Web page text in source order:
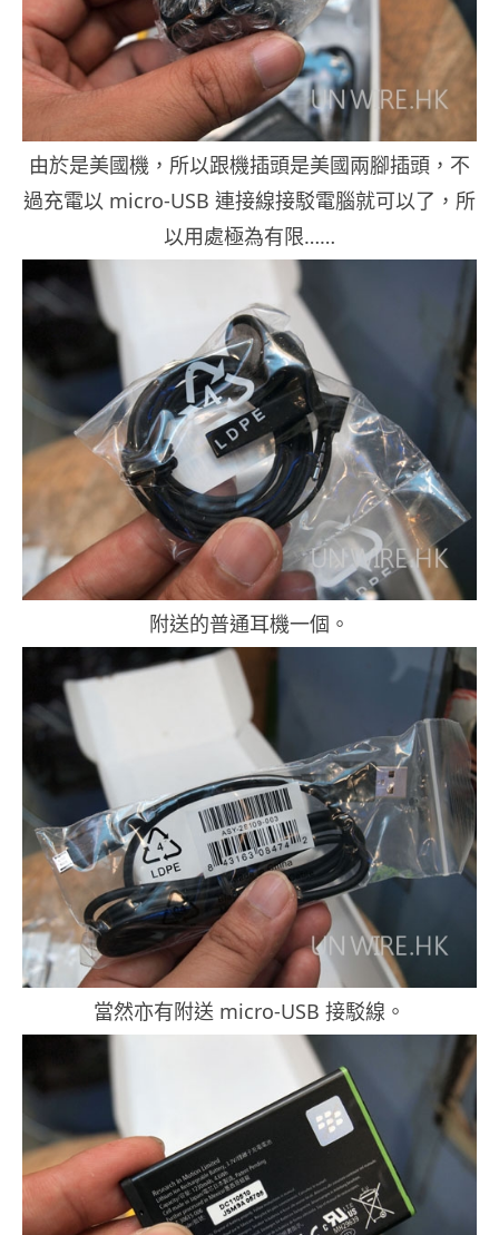
由於是美國機，所以跟機插頭是美國兩腳插頭，不
過充電以 micro-USB 連接線接駁電腦就可以了，所
以用處極為有限……
附送的普通耳機一個。
當然亦有附送 micro-USB 接駁線。